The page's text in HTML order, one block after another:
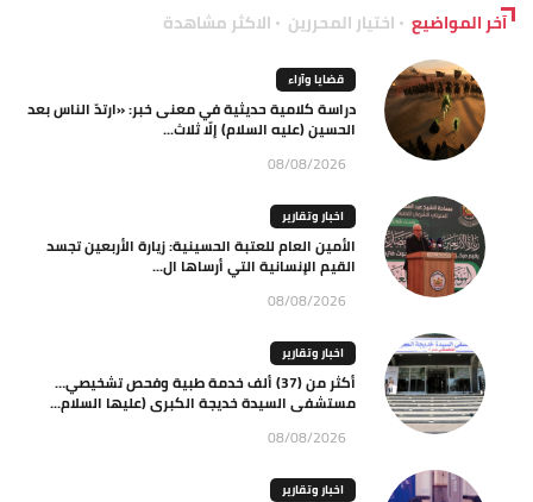
آخر المواضيع اختيار المحررين الاكثر مشاهدة
قضايا وآراء
دراسة كلامية حديثية في معنى خبر: «ارتدّ الناس بعد
الحسين (عليه السلام) إلّا ثلاث...
08/08/2026
اخبار وتقارير
الأمين العام للعتبة الحسينية: زيارة الأربعين تجسد
القيم الإنسانية التي أرساها ال...
08/08/2026
اخبار وتقارير
أكثر من (37) ألف خدمة طبية وفحص تشخيصي…
مستشفى السيدة خديجة الكبرى (عليها السلام...
08/08/2026
اخبار وتقارير